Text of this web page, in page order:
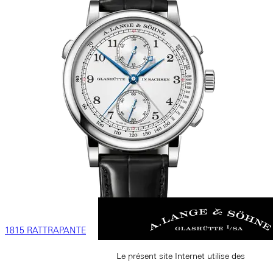
1815 RATTRAPANTE
Le présent site Internet utilise des